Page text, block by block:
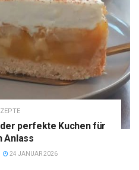
perfekte Kuchen für
Anlass
24 JANUAR 2026